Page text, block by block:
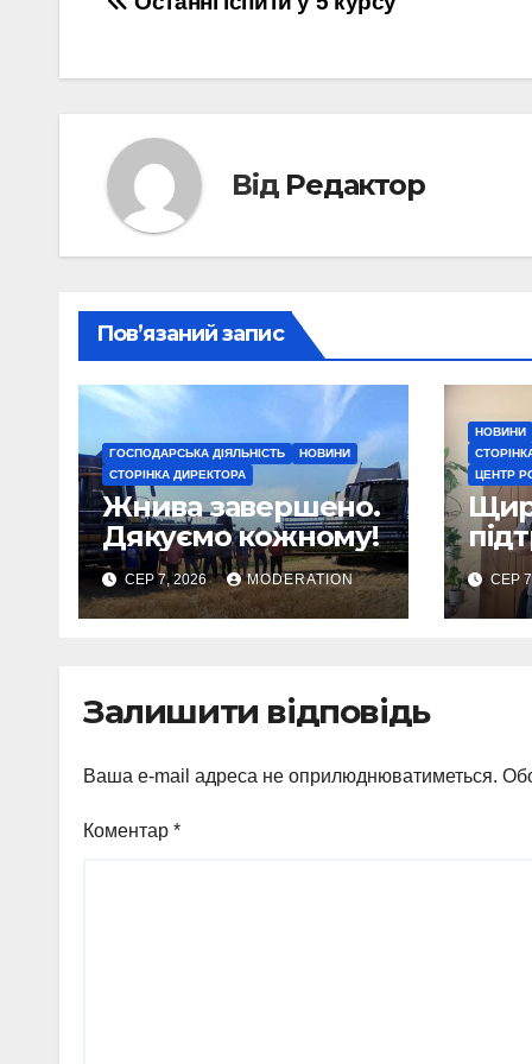
Навігація
Від Редактор
Пов’язаний запис
ГОСПОДАРСЬКА ДІЯЛЬНІСТЬ
НОВИНИ
СТОРІНКА ДИРЕКТОРА
Жнива завершено.
Дякуємо кожному!
СЕР 7, 2026 MODERATION
НОВИНИ
ЦЕНТР
СЕР
Залишити відповідь
Ваша e-mail адреса не оприлюднюватиметься.
Коментар *